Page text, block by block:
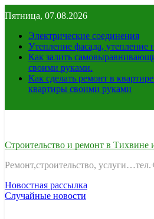
к
содержимому
Пятница, 07.08.2026
Электрические соединения
Утепление фасада, утепление
Как залить
своими руками.
Как сделать ремонт в
квартиры своими руками
Строительство и ремонт в Тихвине
Ремонт,строительство,
Новостная рассылка
Случайные новости